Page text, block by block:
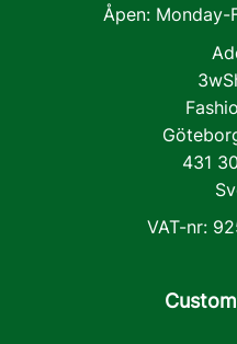
Åpen: Monday-
431
VAT-nr: